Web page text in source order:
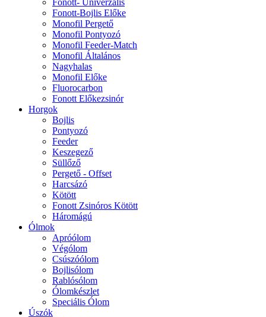
Fonott- Univerzális
Fonott-Bojlis Előke
Monofil Pergető
Monofil Pontyozó
Monofil Feeder-Match
Monofil Általános
Nagyhalas
Monofil Előke
Fluorocarbon
Fonott Előkezsinór
Horgok
Bojlis
Pontyozó
Feeder
Keszegező
Süllőző
Pergető - Offset
Harcsázó
Kötött
Fonott Zsinóros Kötött
Háromágú
Ólmok
Apróólom
Végólom
Csúszóólom
Bojlisólom
Rablósólom
Ólomkészlet
Speciális Ólom
Úszók